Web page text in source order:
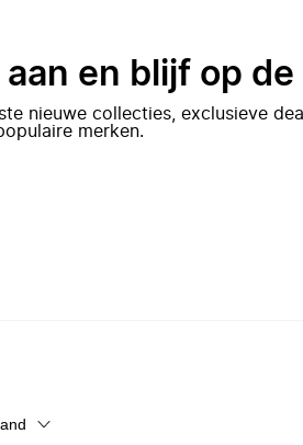
aan en blijf op
nieuwe collecties, exclusieve
merken.